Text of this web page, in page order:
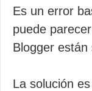
Es un error
puede
Blogger están
La solución